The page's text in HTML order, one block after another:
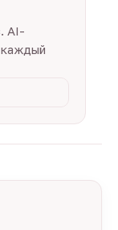
AI-